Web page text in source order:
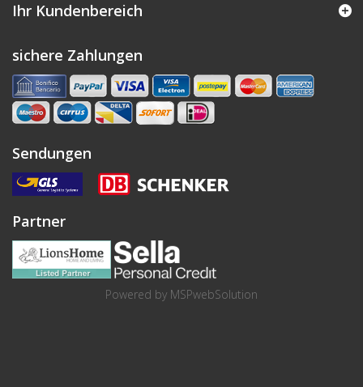
Ihr Kundenbereich
sichere Zahlungen
Sendungen
Partner
Powered by MSPwebSolution